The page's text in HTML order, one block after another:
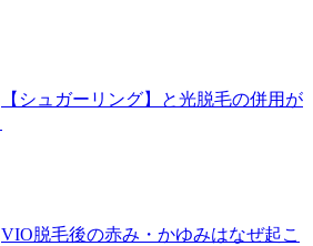
【シュガーリング】と光脱毛の併用が
VIO脱毛後の赤み・かゆみはなぜ起こ